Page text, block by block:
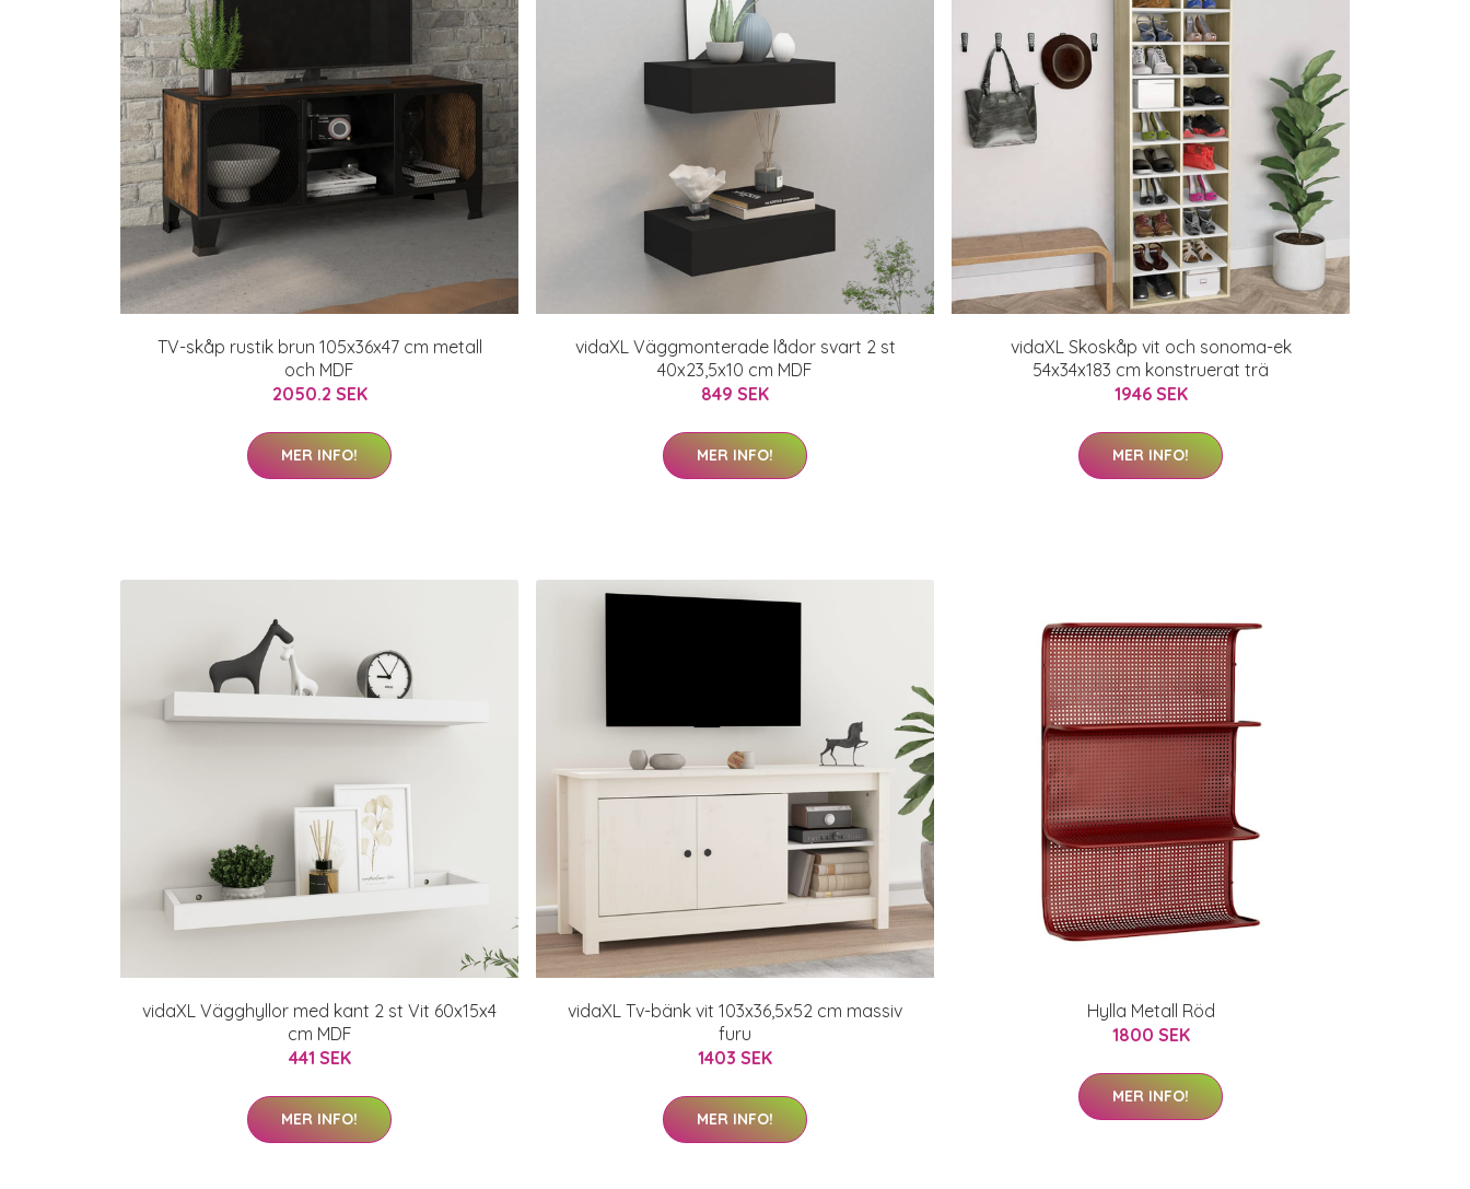
TV-skåp rustik brun 105x36x47 cm metall
och MDF
2050.2 SEK
MER INFO!
vidaXL Väggmonterade lådor svart 2 st
40x23,5x10 cm MDF
849 SEK
MER INFO!
vidaXL Skoskåp vit och sonoma-ek
54x34x183 cm konstruerat trä
1946 SEK
MER INFO!
vidaXL Vägghyllor med kant 2 st Vit 60x15x4
cm MDF
441 SEK
MER INFO!
vidaXL Tv-bänk vit 103x36,5x52 cm massiv
furu
1403 SEK
MER INFO!
Hylla Metall Röd
1800 SEK
MER INFO!